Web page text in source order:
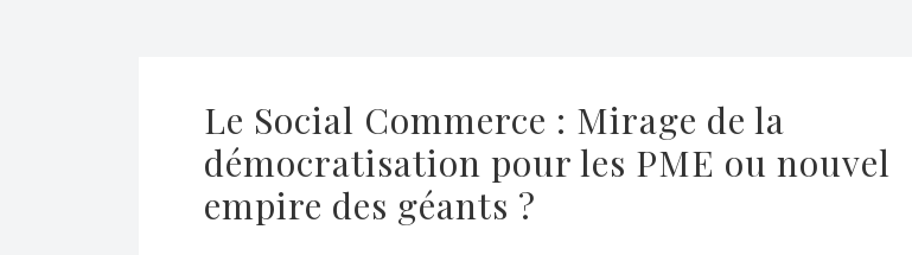
Le Social Commerce : Mirage de la
démocratisation pour les PME ou nouvel
empire des géants ?